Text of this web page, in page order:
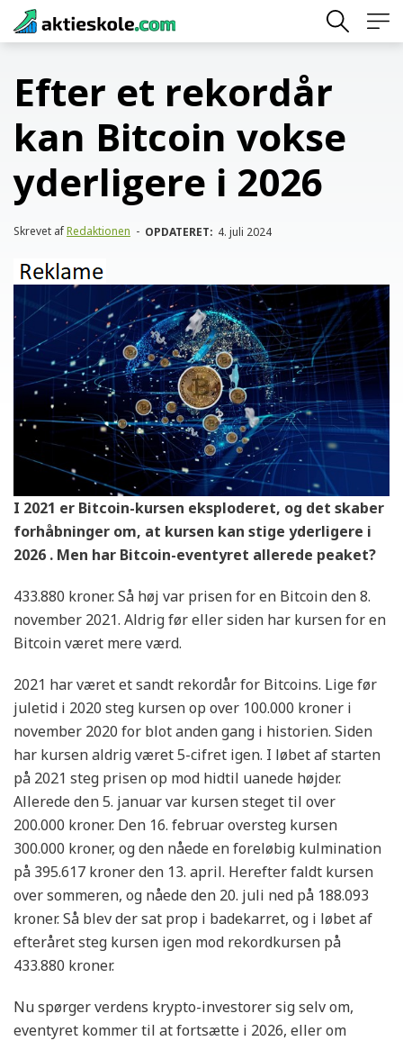
Skip
to
Efter et rekordår
kan Bitcoin vokse
yderligere i 2026
Skrevet afRedaktionen - OPDATERET: 4. juli 2024
I 2021 er Bitcoin-kursen eksploderet, og det skaber
forhåbninger om, at kursen kan stige yderligere i
2026 . Men har Bitcoin-eventyret allerede peaket?
433.880 kroner. Så høj var prisen for en Bitcoin den 8.
november 2021. Aldrig før eller siden har kursen for en
Bitcoin været mere værd.
2021 har været et sandt rekordår for Bitcoins. Lige før
juletid i 2020 steg kursen op over 100.000 kroner i
november 2020 for blot anden gang i historien. Siden
har kursen aldrig været 5-cifret igen. I løbet af starten
på 2021 steg prisen op mod hidtil uanede højder.
Allerede den 5. januar var kursen steget til over
200.000 kroner. Den 16. februar oversteg kursen
300.000 kroner, og den nåede en foreløbig kulmination
på 395.617 kroner den 13. april. Herefter faldt kursen
over sommeren, og nåede den 20. juli ned på 188.093
kroner. Så blev der sat prop i badekarret, og i løbet af
efteråret steg kursen igen mod rekordkursen på
433.880 kroner.
Nu spørger verdens krypto-investorer sig selv om,
eventyret kommer til at fortsætte i 2026, eller om